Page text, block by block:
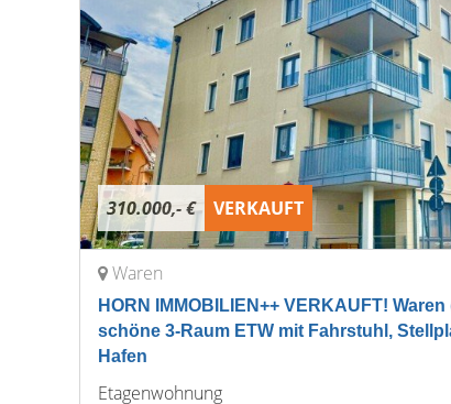
310.000,- € VERKAUFT
Waren
HORN IMMOBILIEN++ VERKAUFT!
schöne 3-Raum ETW mit Fahrstuhl,
Hafen
Etagenwohnung